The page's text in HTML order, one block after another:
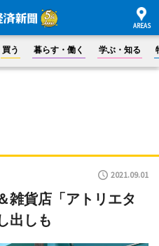
買う 暮らす・働く 学ぶ・知る
2021.09.01
雑貨店「アトリエタ
出しも